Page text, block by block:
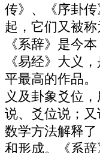
传》、《序卦
起，它们又被称
《系辞》是今
《易经》大义
平最高的作品
义及卦象爻位
说、爻位说；
数学方法解释
和形成。《系